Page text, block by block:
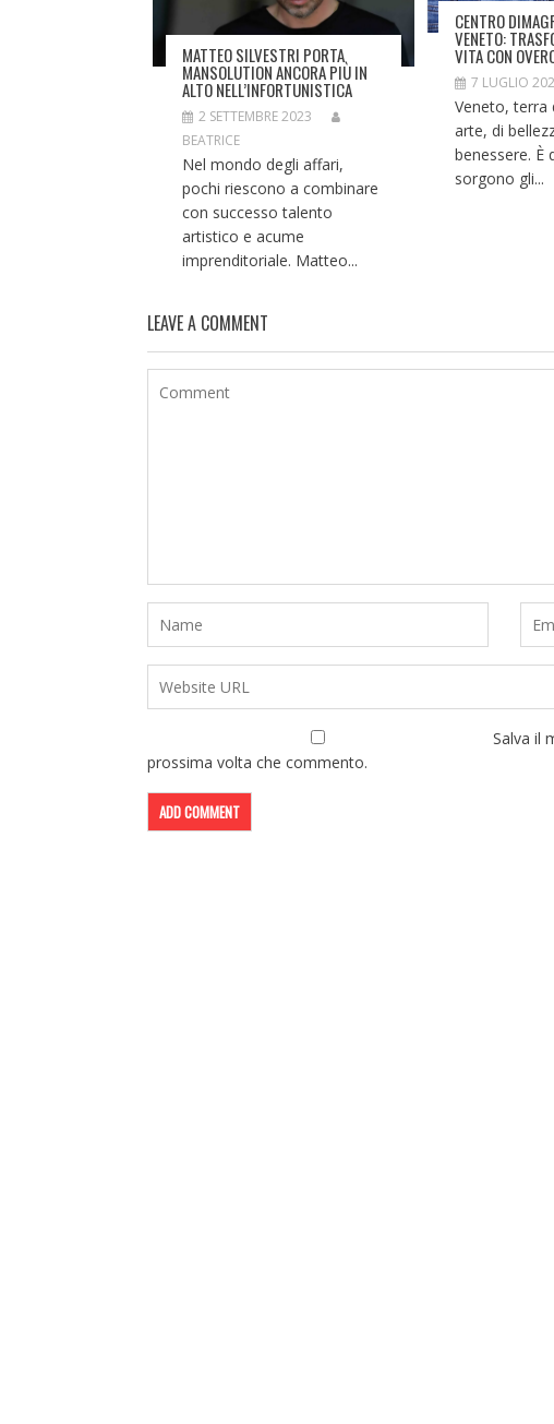
MATTEO SILVESTRI PORTA
MANSOLUTION ANCORA PIÙ IN
ALTO NELL’INFORTUNISTICA
2 SETTEMBRE 2023
BEATRICE
Nel mondo degli affari,
pochi riescono a combinare
con successo talento
artistico e acume
imprenditoriale. Matteo...
CENTRO
VENETO:
VITA CON
7 LUGLIO
Veneto, terra
arte, di
benessere. È
sorgono gli...
LEAVE A COMMENT
Salva il
prossima volta che commento.